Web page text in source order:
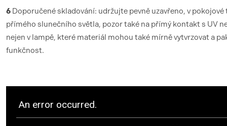
6 Doporučené skladování: udržujte pevně uzavřeno, v pokojové
přímého slunečního světla, pozor také na přímý kontakt s UV
nejen v lampě, které materiál mohou také mírně vytvrzovat a
funkčnost.